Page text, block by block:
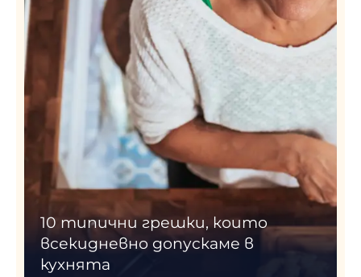
10 типични грешки, които
всекидневно допускаме в
кухнята